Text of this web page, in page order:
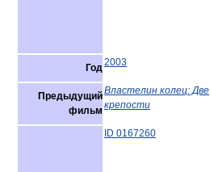
Год2003
Предыдущий
фильм
Властелин колец: Две
крепости
ID 0167260